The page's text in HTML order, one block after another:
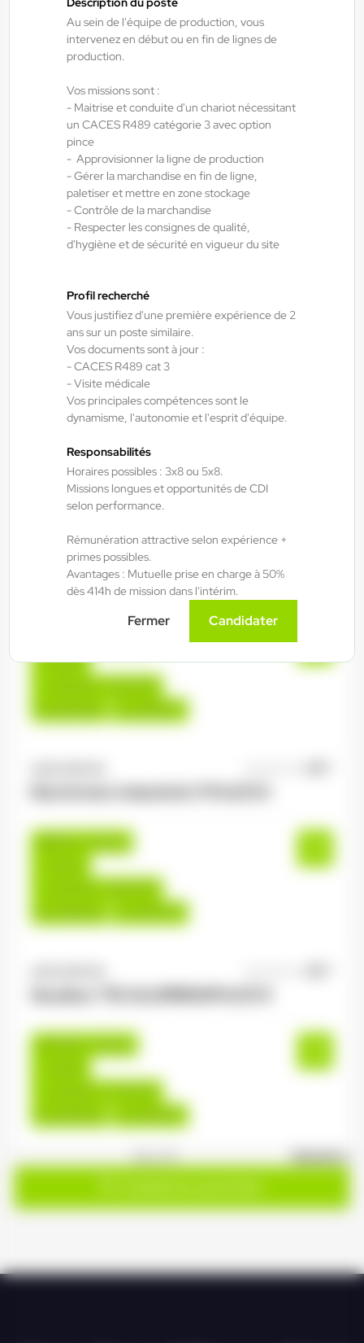
Au sein de l'équipe de production, vous
intervenez en début ou en fin de lignes de
production.
Vos missions sont :
- Maitrise et conduite d'un chariot nécessitant
un CACES R489 catégorie 3 avec option
pince
- Approvisionner la ligne de production
- Gérer la marchandise en fin de ligne,
paletiser et mettre en zone stockage
- Contrôle de la marchandise
- Respecter les consignes de qualité,
d'hygiène et de sécurité en vigueur du site
Profil recherché
Vous justifiez d'une première expérience de 2
ans sur un poste similaire.
Vos documents sont à jour :
- CACES R489 cat 3
- Visite médicale
Vos principales compétences sont le
dynamisme, l'autonomie et l'esprit d'équipe.
Responsabilités
Horaires possibles : 3x8 ou 5x8.
Missions longues et opportunités de CDI
selon performance.
Rémunération attractive selon expérience +
primes possibles.
Avantages : Mutuelle prise en charge à 50%
dès 414h de mission dans l'intérim.
Fermer Candidater
Interim
14,50 €/h - 15,50 €/h
06/08/26 Au:
ANTILOPE RH 06/08/2026
Agent de maintenance industrielle
H/F/X
Fraize , France
Interim
ANTILOPE RH
Technicien de maintenance industrielle
H/F/X
Interim
15,00 €/h - 16,50 €/h
06/08/26 Au:28/05/27
ANTILOPE RH
Technicien de maintenance 2*8 H/F/X
Interim
14,50 €/h - 15,50 €/h
Du:06/08/26 Au:30/09/27
Épinal , France
14,00 €/h - 16,00 €/h
Du:06/08/26 Au:30/07/27
Golbey , France
14,00 €/h - 17,00 €/h
Du:06/08/26 Au:30/04/27
1sur 20
Suivant »